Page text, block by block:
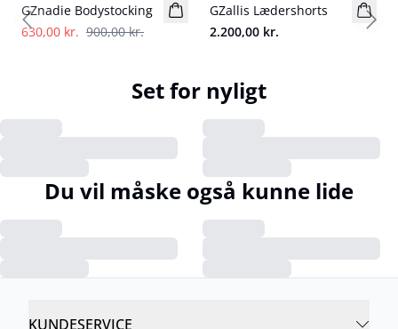
GZnadie Bodystocking
630,00 kr. 900,00 kr.
Nyhed
GZallis Lædershorts
2.200,00 kr.
Previous slide
Set for nyligt
Du vil måske også kunne lide
KUNDESERVICE